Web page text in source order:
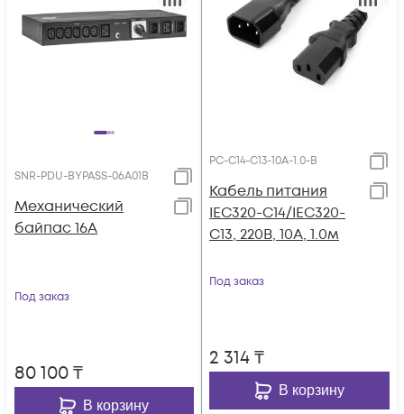
SNR-PDU-BYPASS-06A01B
Механический
байпас 16А
Под заказ
80 100₸
В корзину
PC-C14-C13-10A-1.0-B
Кабель питания
IEC320-C14/IEC320-
C13, 220B, 10А, 1.0м
Под заказ
2 314₸
В корзину